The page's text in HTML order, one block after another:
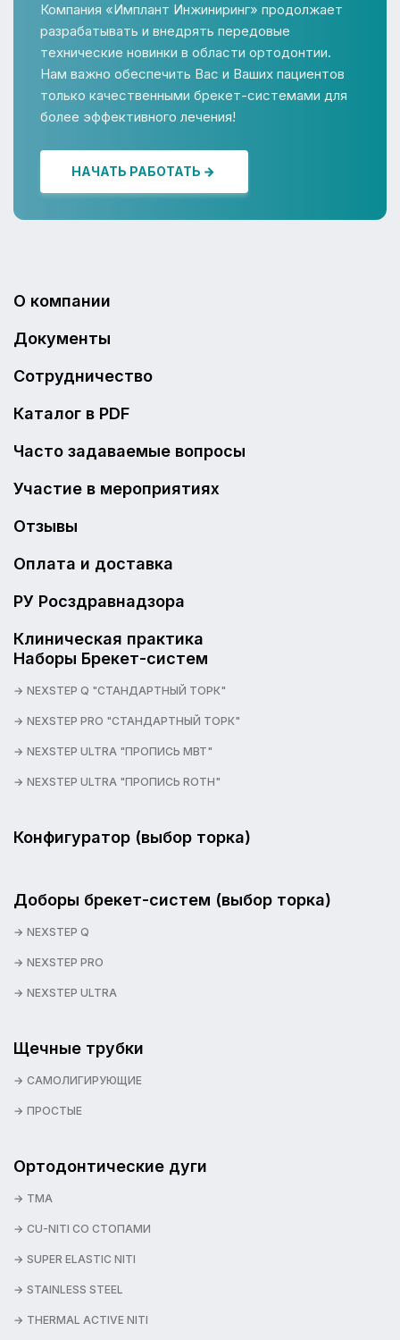
Компания «Имплант Инжиниринг» продолжает
разрабатывать и внедрять передовые
технические новинки в области ортодонтии.
Нам важно обеспечить Вас и Ваших пациентов
только качественными брекет-системами для
более эффективного лечения!
НАЧАТЬ РАБОТАТЬ
О компании
Документы
Сотрудничество
Каталог в PDF
Часто задаваемые вопросы
Участие в мероприятиях
Отзывы
Оплата и доставка
РУ Росздравнадзора
Клиническая практика
Наборы Брекет-систем
NEXSTEP Q "СТАНДАРТНЫЙ ТОРК"
NEXSTEP PRO "СТАНДАРТНЫЙ ТОРК"
NEXSTEP ULTRA "ПРОПИСЬ MBT"
NEXSTEP ULTRA "ПРОПИСЬ ROTH"
Конфигуратор (выбор торка)
Доборы брекет-систем (выбор торка)
NEXSTEP Q
NEXSTEP PRO
NEXSTEP ULTRA
Щечные трубки
САМОЛИГИРУЮЩИЕ
ПРОСТЫЕ
Ортодонтические дуги
TMA
CU-NITI СО СТОПАМИ
SUPER ELASTIC NITI
STAINLESS STEEL
THERMAL ACTIVE NITI